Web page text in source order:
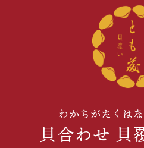
わかちがたくは
貝合わせ 貝